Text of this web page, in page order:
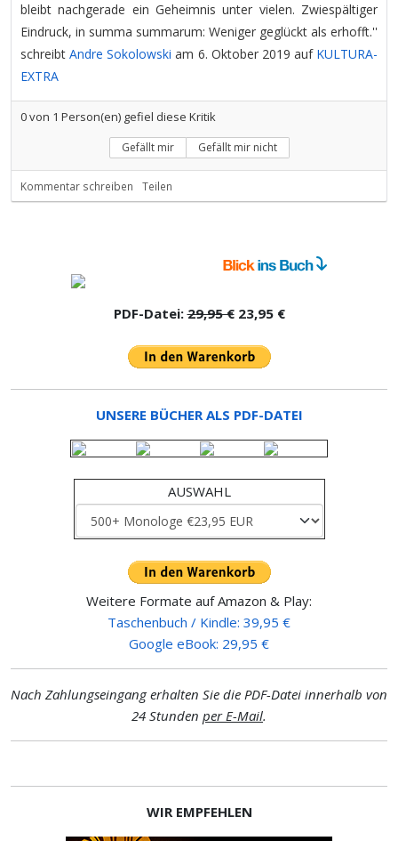
bleibt nachgerade ein Geheimnis unter vielen. Zwiespältiger
Eindruck, in summa summarum: Weniger geglückt als erhofft.''
schreibtAndre Sokolowski am 6. Oktober 2019 auf KULTURA-
EXTRA
0von 1 Person(en) gefiel diese Kritik
Gefällt mir Gefällt mir nicht
Kommentar schreiben Teilen
PDF-Datei:29,95 €23,95 €
UNSERE BÜCHER ALS PDF-DATEI
AUSWAHL
Weitere Formate auf Amazon & Play:
Taschenbuch / Kindle: 39,95 €
Google eBook: 29,95 €
Nach Zahlungseingang erhalten Sie die PDF-Datei innerhalb von
24 Stunden per E-Mail.
WIR EMPFEHLEN